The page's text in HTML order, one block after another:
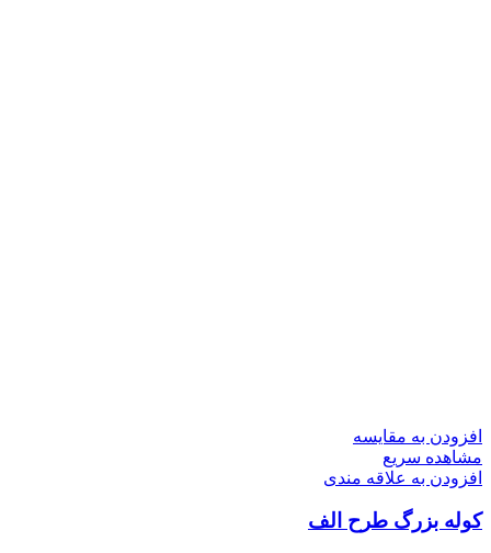
افزودن به مقایسه
مشاهده سریع
افزودن به علاقه مندی
کوله بزرگ طرح الف